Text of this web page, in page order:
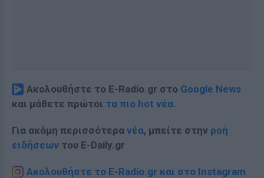
Ακολουθήστε το E-Radio.gr στο Google News
και μάθετε πρώτοι τα πιο hot νέα.
Για ακόμη περισσότερα νέα, μπείτε στην ροή
ειδήσεων του E-Daily.gr
Ακολουθήστε το E-Radio.gr και στο Instagram